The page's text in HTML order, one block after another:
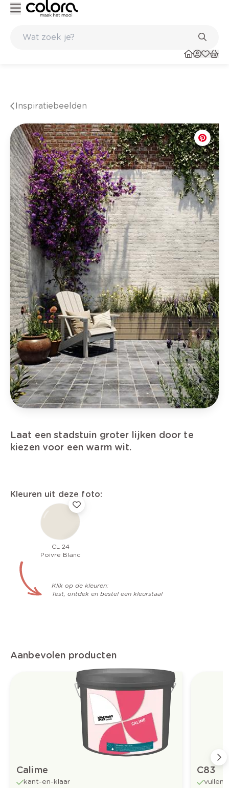
Inspiratiebeelden
Laat een stadstuin groter lijken door te
kiezen voor een warm wit.
Kleuren uit deze foto:
CL 24
Poivre Blanc
Klik op de kleuren:
Test, ontdek en bestel een kleurstaal
Aanbevolen producten
Calime
kant-en-klaar
C83